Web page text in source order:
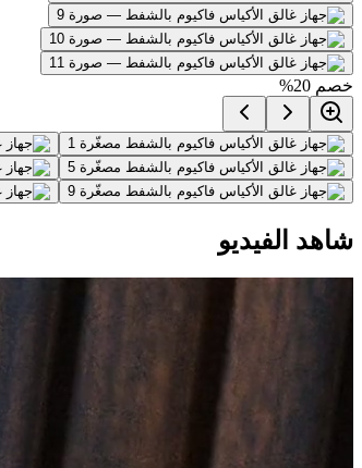
خصم 20
%
شاهد الفيديو